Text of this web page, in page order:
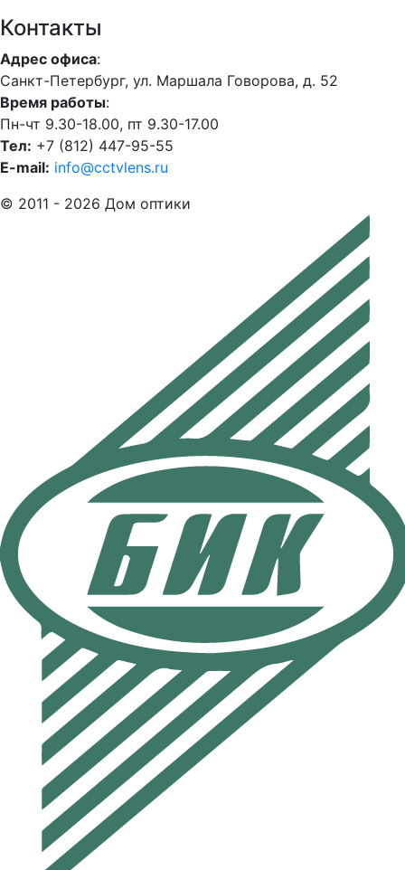
Контакты
Адрес офиса:
Санкт-Петербург, ул. Маршала Говорова, д. 52
Время работы:
Пн-чт 9.30-18.00, пт 9.30-17.00
Тел: +7 (812) 447-95-55
E-mail: info@cctvlens.ru
© 2011 - 2026 Дом оптики